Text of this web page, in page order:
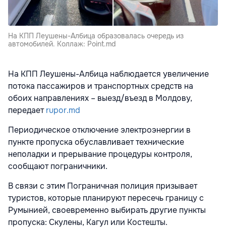
На КПП Леушены-Албица образовалась очередь из
автомобилей. Коллаж: Point.md
На КПП Леушены-Албица наблюдается увеличение
потока пассажиров и транспортных средств на
обоих направлениях – выезд/въезд в Молдову,
передаетrupor.md
Периодическое отключение электроэнергии в
пункте пропуска обуславливает технические
неполадки и прерывание процедуры контроля,
сообщают пограничники.
В связи с этим Пограничная полиция призывает
туристов, которые планируют пересечь границу с
Румынией, своевременно выбирать другие пункты
пропуска: Скулены, Кагул или Костешты.